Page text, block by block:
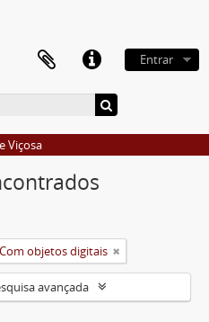
Entrar
Viçosa
Com objetos digitais
avançada